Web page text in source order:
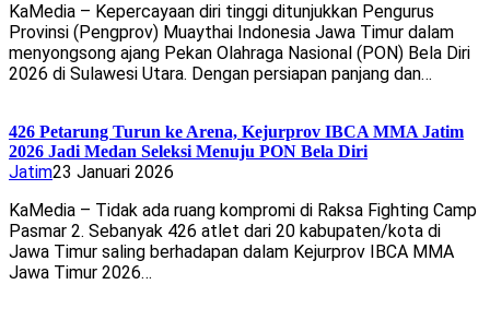
KaMedia – Kepercayaan diri tinggi ditunjukkan Pengurus
Provinsi (Pengprov) Muaythai Indonesia Jawa Timur dalam
menyongsong ajang Pekan Olahraga Nasional (PON) Bela Diri
2026 di Sulawesi Utara. Dengan persiapan panjang dan…
426 Petarung Turun ke Arena, Kejurprov IBCA MMA Jatim
2026 Jadi Medan Seleksi Menuju PON Bela Diri
Jatim23 Januari 2026
KaMedia – Tidak ada ruang kompromi di Raksa Fighting Camp
Pasmar 2. Sebanyak 426 atlet dari 20 kabupaten/kota di
Jawa Timur saling berhadapan dalam Kejurprov IBCA MMA
Jawa Timur 2026…